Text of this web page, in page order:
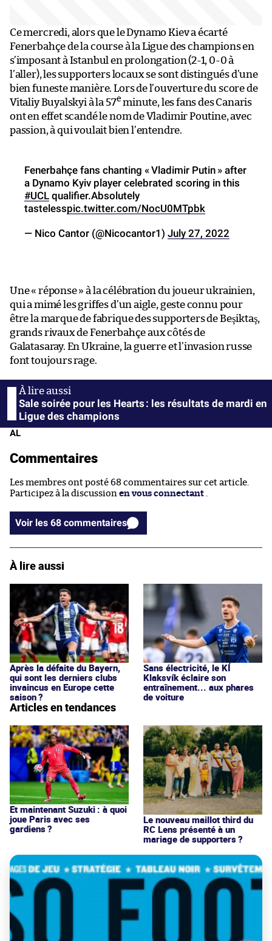
Ce mercredi, alors que le Dynamo Kiev a écarté
Fenerbahçe de la course à la Ligue des champions en
s’imposant à Istanbul en prolongation (2-1, 0-0 à
l’aller), les supporters locaux se sont distingués d’une
bien funeste manière. Lors de l’ouverture du score de
Vitaliy Buyalskyi à la 57e minute, les fans des Canaris
ont en effet scandé le nom de Vladimir Poutine, avec
passion, à qui voulait bien l’entendre.
Fenerbahçe fans chanting « Vladimir Putin » after
a Dynamo Kyiv player celebrated scoring in this
#UCL qualifier.Absolutely
tastelesspic.twitter.com/NocU0MTpbk
— Nico Cantor (@Nicocantor1) July 27, 2022
Une « réponse » à la célébration du joueur ukrainien,
qui a mimé les griffes d’un aigle, geste connu pour
être la marque de fabrique des supporters de Beşiktaş,
grands rivaux de Fenerbahçe aux côtés de
Galatasaray. En Ukraine, la guerre et l’invasion russe
font toujours rage.
Sale soirée pour les Hearts : les résultats de mardi en
Ligue des champions
AL
Commentaires
Les membres ont posté 68 commentaires sur cet article.
Participez à la discussion en vous connectant
Voir les 68 commentaires
À lire aussi
Après la défaite du Bayern,
qui sont les derniers clubs
invaincus en Europe cette
saison ?
Sans électricité, le KÍ
Klaksvík éclaire son
entraînement... aux phares
de voiture
Articles en tendances
Et maintenant Suzuki : à quoi
joue Paris avec ses
gardiens ?
Le nouveau maillot third du
RC Lens présenté à un
mariage de supporters ?